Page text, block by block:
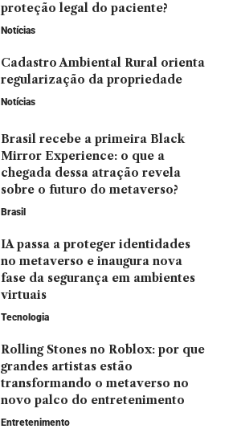
proteção legal do paciente?
Notícias
Cadastro Ambiental Rural orienta
regularização da propriedade
Notícias
Brasil recebe a primeira Black
Mirror Experience: o que a
chegada dessa atração revela
sobre o futuro do metaverso?
Brasil
IA passa a proteger identidades
no metaverso e inaugura nova
fase da segurança em ambientes
virtuais
Tecnologia
Rolling Stones no Roblox: por que
grandes artistas estão
transformando o metaverso no
novo palco do entretenimento
Entretenimento